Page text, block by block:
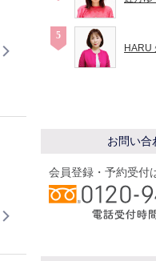
HARU
お問い合
会員登録・予約受付